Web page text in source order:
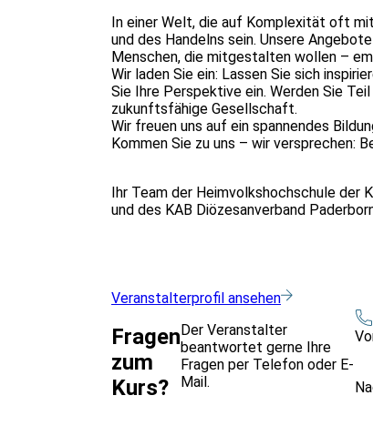
In einer Welt, die auf Komplexität oft
und des Handelns sein. Unsere
Menschen, die mitgestalten wollen –
Wir laden Sie ein: Lassen Sie sich
Sie Ihre Perspektive ein. Werden Sie
zukunftsfähige Gesellschaft.
Wir freuen uns auf ein spannendes
Kommen Sie zu uns – wir versprechen:
Ihr Team der Heimvolkshochschule der
und des KAB Diözesanverband
Veranstalterprofil ansehen
Fragen
zum
Kurs?
Der Veranstalter
beantwortet gerne Ihre
Fragen per Telefon oder E-
Mail.